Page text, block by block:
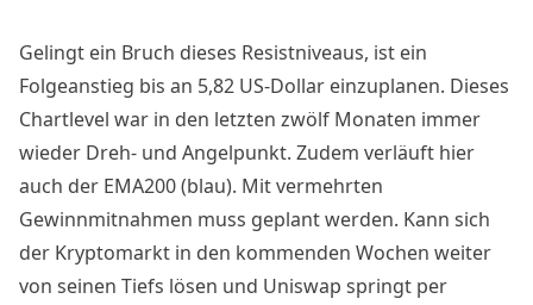
Gelingt ein Bruch dieses Resistniveaus, ist ein
Folgeanstieg bis an 5,82 US-Dollar einzuplanen. Dieses
Chartlevel war in den letzten zwölf Monaten immer
wieder Dreh- und Angelpunkt. Zudem verläuft hier
auch der EMA200 (blau). Mit vermehrten
Gewinnmitnahmen muss geplant werden. Kann sich
der Kryptomarkt in den kommenden Wochen weiter
von seinen Tiefs lösen und Uniswap springt per